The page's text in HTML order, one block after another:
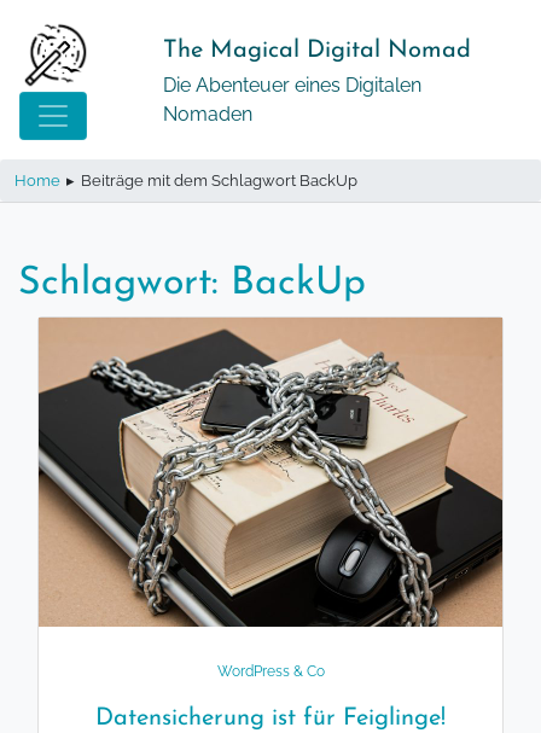
zum
Inhalt
The Magical Digital Nomad
Die Abenteuer eines Digitalen
Nomaden
Home ▸ Beiträge mit dem Schlagwort BackUp
Schlagwort: BackUp
WordPress & Co
Datensicherung ist für Feiglinge!